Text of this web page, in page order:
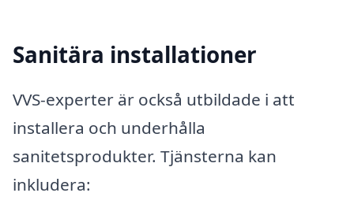
Sanitära installationer
VVS-experter är också utbildade i att
installera och underhålla
sanitetsprodukter. Tjänsterna kan
inkludera: